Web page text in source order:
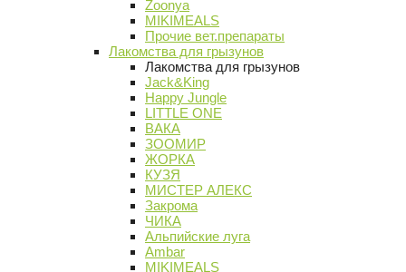
Zoonya
MIKIMEALS
Прочие вет.препараты
Лакомства для грызунов
Лакомства для грызунов
Jack&King
Happy Jungle
LITTLE ONE
ВАКА
ЗООМИР
ЖОРКА
КУЗЯ
МИСТЕР АЛЕКС
Закрома
ЧИКА
Альпийские луга
Ambar
MIKIMEALS